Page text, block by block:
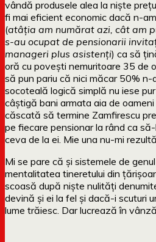
vândă produsele alea la niște
fi mai eficient economic dacă n-
(atâția am numărat azi, cât am
s-au ocupat de pensionarii
manageri plus asistenți) ca să
oră cu povești nemuritoare 35 de
să pun pariu că nici măcar 50%
socoteală logică simplă nu iese
câștigă bani armata aia de
căscată să termine Zamfirescu
pe fiecare pensionar la rând ca
ceva de la ei. Mie una nu-mi rezultă.
Mi se pare că și sistemele de
mentalitatea tineretului din
scoasă după niște nulități
devină și ei la fel și dacă-i scuturi
lume trăiesc. Dar lucrează în